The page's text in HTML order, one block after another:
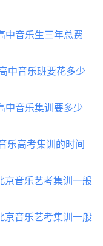
中音乐生三年总费
中音乐班要花多少
中音乐集训要多少
乐高考集训的时间
京音乐艺考集训一般
京音乐艺考集训一般